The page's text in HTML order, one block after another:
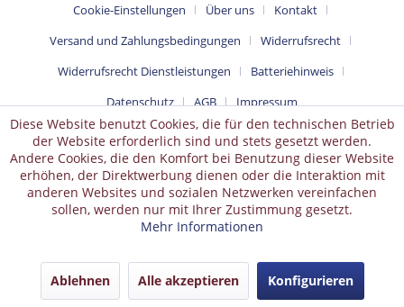
Cookie-Einstellungen Über uns
Kontakt
Versand und Zahlungsbedingungen
Widerrufsrecht
Widerrufsrecht Dienstleistungen
Batteriehinweis
Datenschutz
AGB Impressum
Diese Website benutzt Cookies, die für den technischen Betrieb
der Website erforderlich sind und stets gesetzt werden.
Andere Cookies, die den Komfort bei Benutzung dieser Website
erhöhen, der Direktwerbung dienen oder die Interaktion mit
anderen Websites und sozialen Netzwerken vereinfachen
sollen, werden nur mit Ihrer Zustimmung gesetzt.
Mehr Informationen
Ablehnen Alle akzeptieren Konfigurieren